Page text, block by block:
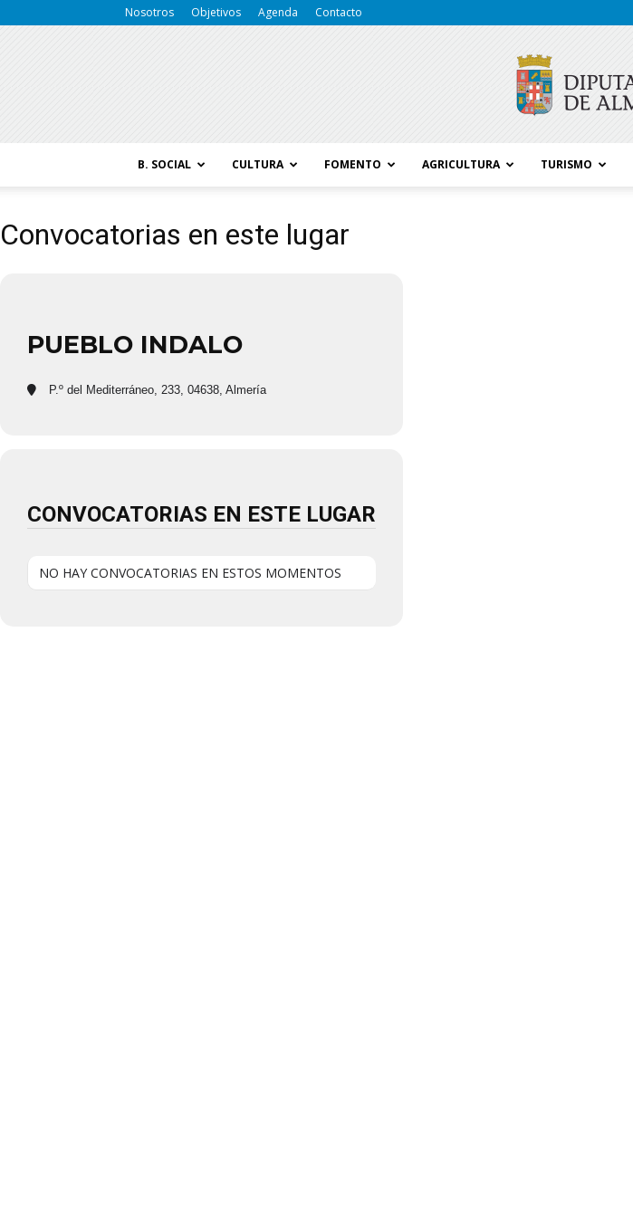
Nosotros Objetivos Agenda Contacto
B. SOCIAL CULTURA FOMENTO AGRICULTURA TURISMO
Convocatorias en este lugar
PUEBLO INDALO
P.º del Mediterráneo, 233, 04638, Almería
CONVOCATORIAS EN ESTE LUGAR
NO HAY CONVOCATORIAS EN ESTOS MOMENTOS